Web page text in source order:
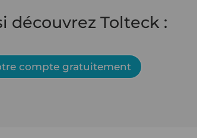
découvrez Tolteck :
compte gratuitement